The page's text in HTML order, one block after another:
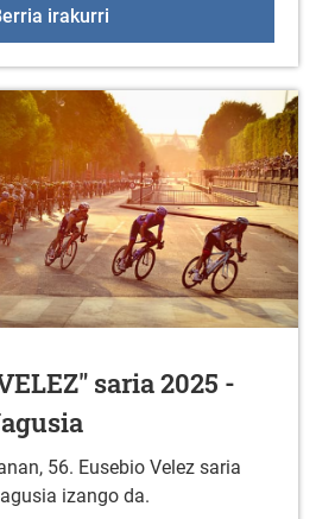
irakurri
saria 2025 -
56. Eusebio Velez saria
izango da.